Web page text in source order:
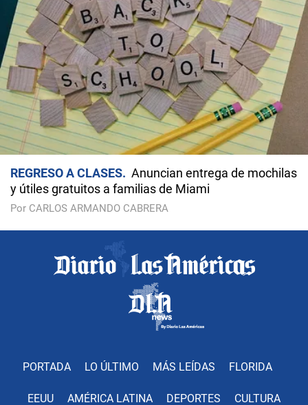
REGRESO A CLASES
Anuncian entrega de mochilas
y útiles gratuitos a familias de Miami
Por CARLOS ARMANDO CABRERA
PORTADA LO ÚLTIMO MÁS LEÍDAS FLORIDA
EEUU AMÉRICA LATINA DEPORTES CULTURA